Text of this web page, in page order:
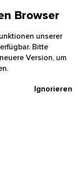
Browser
unserer
Bitte
Version, um
Ignorieren